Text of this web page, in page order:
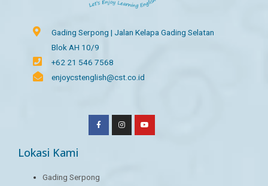
Gading Serpong | Jalan Kelapa Gading Selatan
Blok AH 10/9
+62 21 546 7568
enjoycstenglish@cst.co.id
Lokasi Kami
Gading Serpong